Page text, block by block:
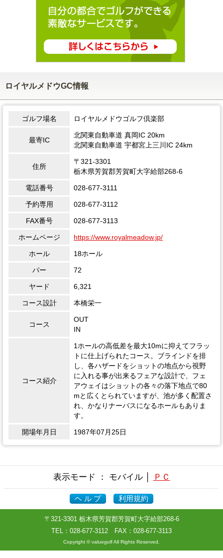
ロイヤルメドウGC情報
ゴルフ場名 ロイヤルメドウゴルフ倶楽部
最寄IC
北関東自動車道 真岡IC 20km
北関東自動車道 宇都宮上三川IC 24km
住所
〒321-3301
栃木県芳賀郡芳賀町大字給部268-6
電話番号 028-677-3111
予約専用 028-677-3112
FAX番号 028-677-3113
ホームページ https://www.royalmeadow.jp/
ホール 18ホール
パー 72
ヤード 6,321
コース設計 本橋栄一
コース
OUT
IN
コース紹介
1ホールの高低差を最大10mに抑えてフラッ
トに仕上げられたコース。ブラインドを排
し、各ハザードをショットの地点から視野
に入れる事が出来るフェアな設計で、フェ
アウェイはショットの各々の落下地点で80
mと広くとられていますが、池が多く配置さ
れ、かなりナーバスになるホールもありま
す。
開場年月日 1987年07月25日
表示モード ： モバイル │ ＰＣ
ヘ ル プ 利用規約
〒321-3301 栃木県芳賀郡芳賀町大字給部268-6
TEL： 028-677-3112 FAX：028-677-3113
Copyright © valuegolf All Rights Reserved.